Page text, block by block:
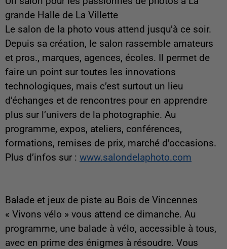
grande Halle de La Villette
Le salon de la photo vous attend jusqu’à ce soir.
Depuis sa création, le salon rassemble amateurs
et pros., marques, agences, écoles. Il permet de
faire un point sur toutes les innovations
technologiques, mais c’est surtout un lieu
d’échanges et de rencontres pour en apprendre
plus sur l’univers de la photographie. Au
programme, expos, ateliers, conférences,
formations, remises de prix, marché d’occasions.
Plus d’infos sur : www.salondelaphoto.com
Balade et jeux de piste au Bois de Vincennes
« Vivons vélo » vous attend ce dimanche. Au
programme, une balade à vélo, accessible à tous,
avec en prime des énigmes à résoudre. Vous